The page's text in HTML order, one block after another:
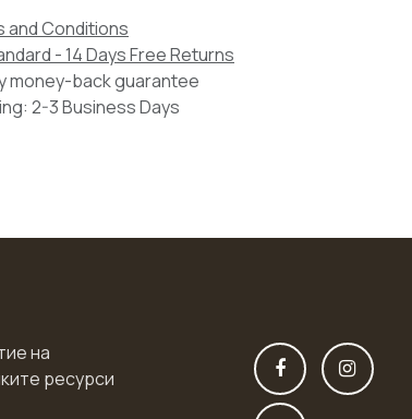
and Conditions
- 14 Days Free Returns
money-back guarantee
2-3 Business Days
на
ресурси